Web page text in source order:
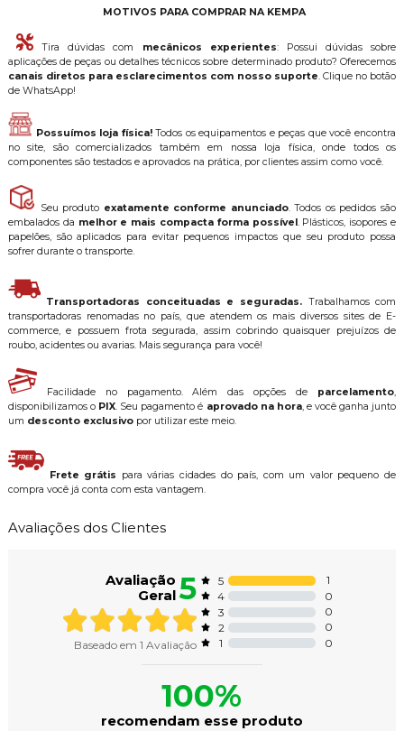
MOTIVOS PARA COMPRAR NA KEMPA
Tira dúvidas com mecânicos experientes: Possui dúvidas sobre
aplicações de peças ou detalhes técnicos sobre determinado produto? Oferecemos
canais diretos para esclarecimentos com nosso suporte. Clique no botão
de WhatsApp!
Possuímos loja física!Todos os equipamentos e peças que você encontra
no site, são comercializados também em nossa loja física, onde todos os
componentes são testados e aprovados na prática, por clientes assim como você.
Seu produto exatamente conforme anunciado. Todos os pedidos são
embalados da melhor e mais compacta forma possível . Plásticos, isopores e
papelões, são aplicados para evitar pequenos impactos que seu produto possa
sofrer durante o transporte.
Transportadoras conceituadas e seguradas. Trabalhamos com
transportadoras renomadas no país, que atendem os mais diversos sites de E-
commerce, e possuem frota segurada, assim cobrindo quaisquer prejuízos de
roubo, acidentes ou avarias. Mais segurança para você!
Facilidade no pagamento. Além das opções de parcelamento,
disponibilizamos o PIX. Seu pagamento é aprovado na hora, e você ganha junto
um desconto exclusivopor utilizar este meio.
Frete grátis para várias cidades do país, com um valor pequeno de
compra você já conta com esta vantagem.
Avaliações dos Clientes
Avaliação
Geral5
Baseado em 1 Avaliação
5
1
4
0
3
0
2
0
1
0
100%
recomendam esse produto